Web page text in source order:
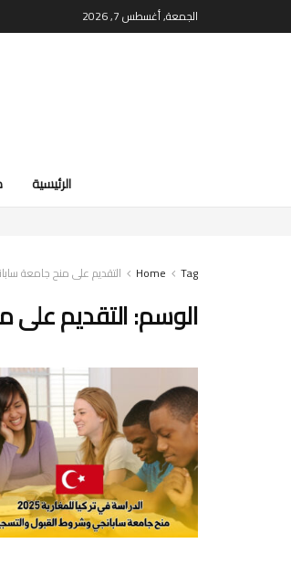
الجمعة, أغسطس 7, 2026
الرئيسية
Home Tag التقديم على منح جامعة
الوسم:التقديم